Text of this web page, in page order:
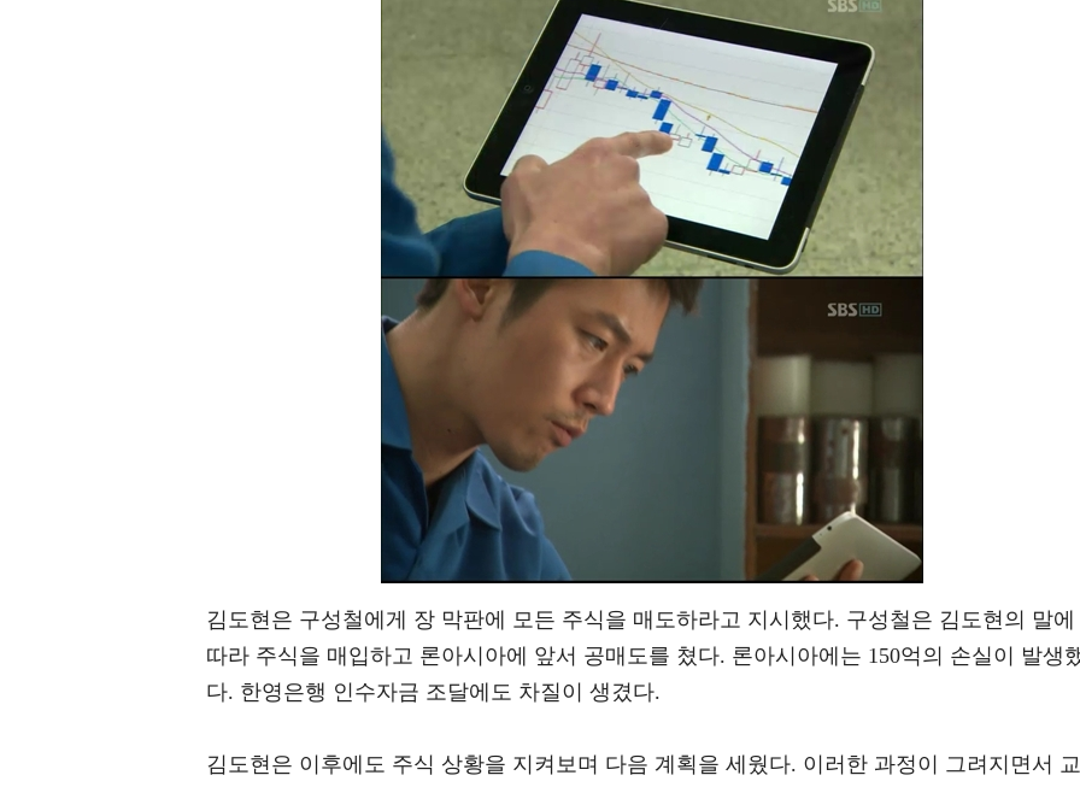
김도현은 구성철에게 장 막판에 모든 주식을 매도하라고 지시했다. 구성철은 김도현의 말에
따라 주식을 매입하고 론아시아에 앞서 공매도를 쳤다. 론아시아에는 150억의 손실이 발생
다. 한영은행 인수자금 조달에도 차질이 생겼다.
김도현은 이후에도 주식 상황을 지켜보며 다음 계획을 세웠다. 이러한 과정이 그려지면서 교